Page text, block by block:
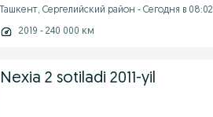
Ташкент, Сергелийский район - Сегодня в 08:02
2019 - 240 000 км
Nexia 2 sotiladi 2011-yil